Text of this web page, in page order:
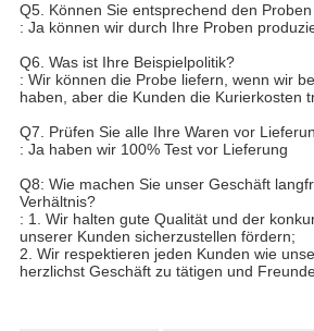
Q5. Können Sie entsprechend den
: Ja können wir durch Ihre Proben
Q6. Was ist Ihre Beispielpolitik?
: Wir können die Probe liefern, wenn wir
haben, aber die Kunden die Kurierkosten
Q7. Prüfen Sie alle Ihre Waren vor
: Ja haben wir 100% Test vor Lieferung
Q8: Wie machen Sie unser Geschäft
Verhältnis?
: 1. Wir halten gute Qualität und der
unserer Kunden sicherzustellen fördern;
2. Wir respektieren jeden Kunden wie
herzlichst Geschäft zu tätigen und